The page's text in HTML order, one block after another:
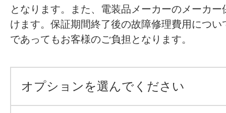
となります。また、電装品メーカーのメーカ
けます。保証期間終了後の故障修理費用につ
であってもお客様のご負担となります。
オプションを選んでください